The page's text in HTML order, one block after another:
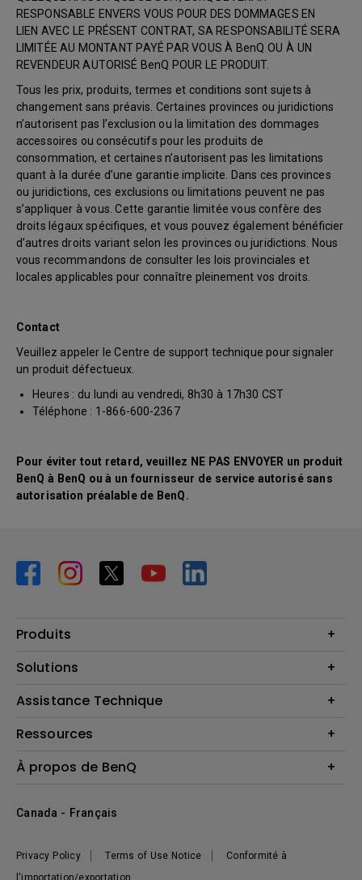
RESPONSABLE ENVERS VOUS POUR DES DOMMAGES EN
LIEN AVEC LE PRÉSENT CONTRAT, SA RESPONSABILITÉ SERA
LIMITÉE AU MONTANT PAYÉ PAR VOUS À BenQ OU À UN
REVENDEUR AUTORISÉ BenQ POUR LE PRODUIT.
Tous les prix, produits, termes et conditions sont sujets à
changement sans préavis. Certaines provinces ou juridictions
n’autorisent pas l’exclusion ou la limitation des dommages
accessoires ou consécutifs pour les produits de
consommation, et certaines n’autorisent pas les limitations
quant à la durée d’une garantie implicite. Dans ces provinces
ou juridictions, ces exclusions ou limitations peuvent ne pas
s’appliquer à vous. Cette garantie limitée vous confère des
droits légaux spécifiques, et vous pouvez également bénéficier
d’autres droits variant selon les provinces ou juridictions. Nous
vous recommandons de consulter les lois provinciales et
locales applicables pour connaître pleinement vos droits.
Contact
Veuillez appeler le Centre de support technique pour signaler
un produit défectueux.
Heures : du lundi au vendredi, 8h30 à 17h30 CST
Téléphone : 1-866-600-2367
Pour éviter tout retard, veuillez NE PAS ENVOYER un produit
BenQ à BenQ ou à un fournisseur de service autorisé sans
autorisation préalable de BenQ.
Produits
Vidéoprojecteurs
Éclairage
Haut-parleur
Solutions
Business Display
Assistance Technique
Contactez-nous
Recycling
Ressources
Centre de connaissances
À propos de BenQ
Développement durable
Privacy Policy
Terms of Use Notice
Conformité à
l'importation/exportation
Canada - Français